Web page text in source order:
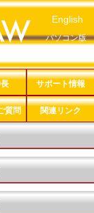
サポート情報
質問 関連リンク
English
パソコン版